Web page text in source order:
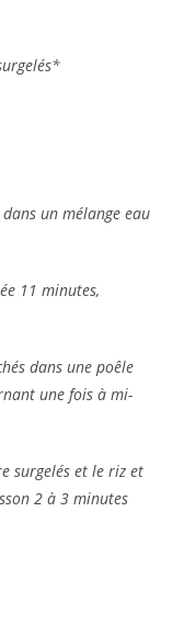
un mélange eau
11 minutes,
dans une poêle
une fois à mi-
surgelés et le riz et
2 à 3 minutes